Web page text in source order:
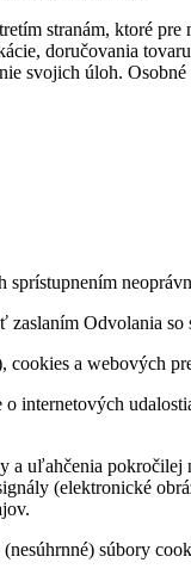
stranám, ktoré
doručovania
svojich úloh.
Odvolania
a webových
internetových
a uľahčenia
(elektronické
súbory